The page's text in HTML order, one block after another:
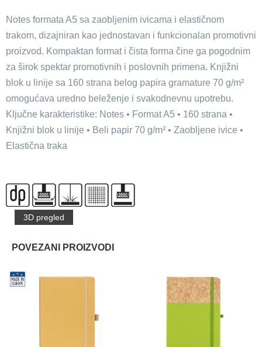
Notes formata A5 sa zaobljenim ivicama i elastičnom
trakom, dizajniran kao jednostavan i funkcionalan promotivni
proizvod. Kompaktan format i čista forma čine ga pogodnim
za širok spektar promotivnih i poslovnih primena. Knjižni
blok u linije sa 160 strana belog papira gramature 70 g/m²
omogućava uredno beleženje i svakodnevnu upotrebu.
Ključne karakteristike: Notes • Format A5 • 160 strana •
Knjižni blok u linije • Beli papir 70 g/m² • Zaobljene ivice •
Elastična traka
3D pregled
POVEZANI PROIZVODI